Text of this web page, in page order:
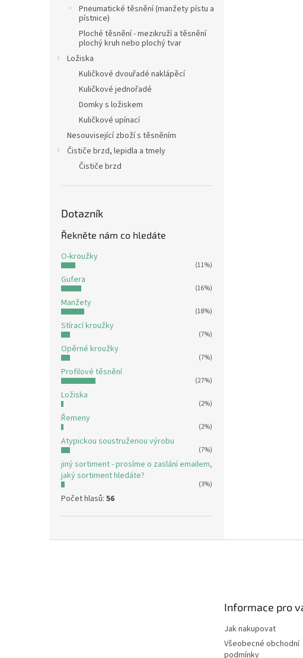
Pneumatické těsnění (manžety pístu a
pístnice)
Ploché těsnění - mezikruží a těsnění
plochý kruh nebo plochý tvar
Ložiska
Kuličkové dvouřadé naklápěcí
Kuličkové jednořadé
Domky s ložiskem
Kuličkové upínací
Nesouvisející zboží s těsněním
Čističe brzd, lepidla a tmely
Čističe brzd
Dotazník
Řekněte nám co hledáte
O-kroužky
(11%)
Gufera
(16%)
Manžety
(18%)
Stírací kroužky
(7%)
Opěrné kroužky
(7%)
Profilové těsnění
(27%)
Ložiska
(2%)
Řemeny
(2%)
Atypickou soustruženou výrobu
(7%)
jiný sortiment - prosíme o zaslání emailem,
jaký sortiment hledáte?
(3%)
Počet hlasů: 56
Informace pro
Jak nakupovat
Všeobecné obchodní
podmínky